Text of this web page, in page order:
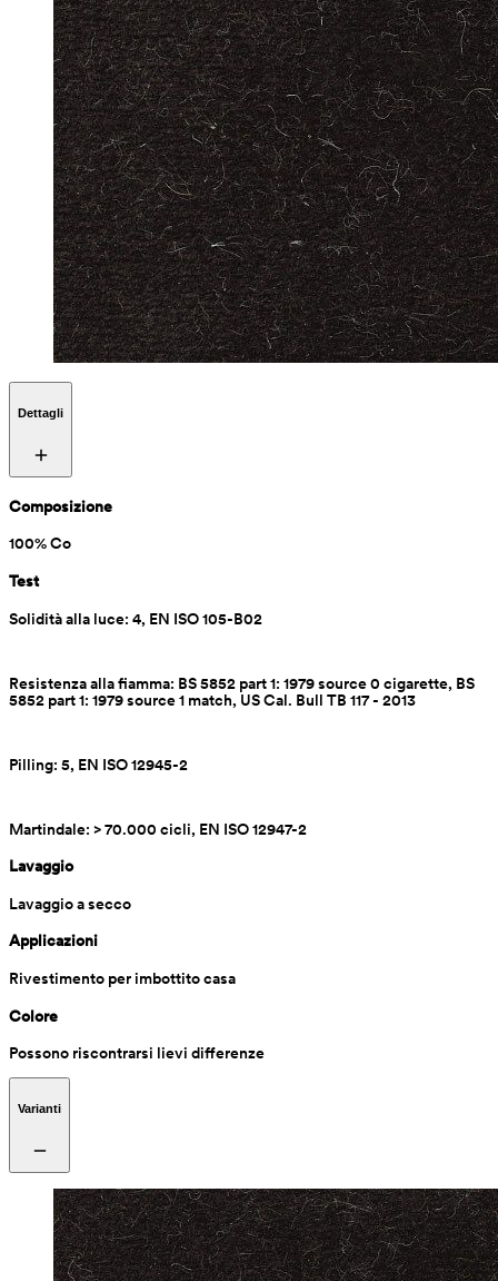
Dettagli
Composizione
100% Co
Test
Solidità alla luce: 4, EN ISO 105-B02
Resistenza alla fiamma: BS 5852 part 1: 1979 source 0 cigarette, BS
5852 part 1: 1979 source 1 match, US Cal. Bull TB 117 - 2013
Pilling: 5, EN ISO 12945-2
Martindale: > 70.000 cicli, EN ISO 12947-2
Lavaggio
Lavaggio a secco
Applicazioni
Rivestimento per imbottito casa
Colore
Possono riscontrarsi lievi differenze
Varianti